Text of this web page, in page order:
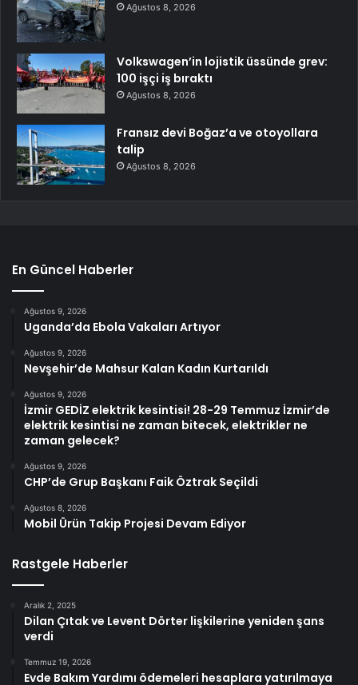
Ağustos 8, 2026
Volkswagen’in lojistik üssünde grev:
100 işçi iş bıraktı
Ağustos 8, 2026
Fransız devi Boğaz’a ve otoyollara
talip
Ağustos 8, 2026
En Güncel Haberler
Ağustos 9, 2026
Uganda’da Ebola Vakaları Artıyor
Ağustos 9, 2026
Nevşehir’de Mahsur Kalan Kadın Kurtarıldı
Ağustos 9, 2026
İzmir GEDİZ elektrik kesintisi! 28-29 Temmuz İzmir’de
elektrik kesintisi ne zaman bitecek, elektrikler ne
zaman gelecek?
Ağustos 9, 2026
CHP’de Grup Başkanı Faik Öztrak Seçildi
Ağustos 8, 2026
Mobil Ürün Takip Projesi Devam Ediyor
Rastgele Haberler
Aralık 2, 2025
Dilan Çıtak ve Levent Dörter lişkilerine yeniden şans
verdi
Temmuz 19, 2026
Evde Bakım Yardımı ödemeleri hesaplara yatırılmaya